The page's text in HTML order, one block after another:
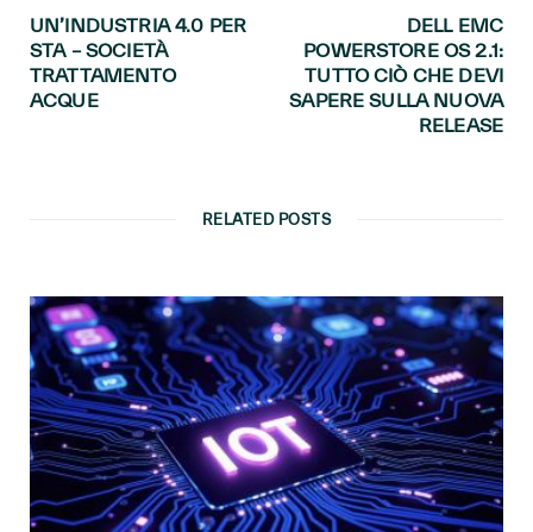
UN’INDUSTRIA 4.0 PER
STA – SOCIETÀ
TRATTAMENTO
ACQUE
DELL EMC
POWERSTORE OS 2.1:
TUTTO CIÒ CHE DEVI
SAPERE SULLA NUOVA
RELEASE
RELATED POSTS